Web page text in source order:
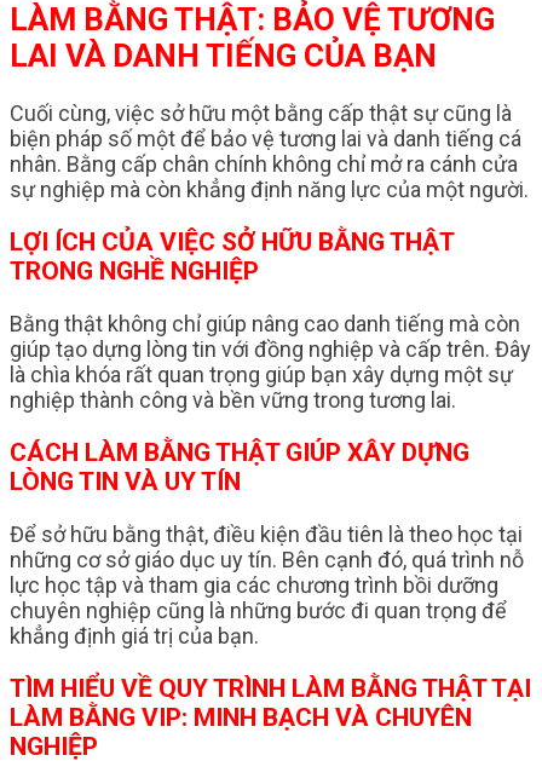
LÀM BẰNG THẬT: BẢO VỆ TƯƠNG
LAI VÀ DANH TIẾNG CỦA BẠN
Cuối cùng, việc sở hữu một bằng cấp thật sự cũng là
biện pháp số một để bảo vệ tương lai và danh tiếng cá
nhân. Bằng cấp chân chính không chỉ mở ra cánh cửa
sự nghiệp mà còn khẳng định năng lực của một người.
LỢI ÍCH CỦA VIỆC SỞ HỮU BẰNG THẬT
TRONG NGHỀ NGHIỆP
Bằng thật không chỉ giúp nâng cao danh tiếng mà còn
giúp tạo dựng lòng tin với đồng nghiệp và cấp trên. Đây
là chìa khóa rất quan trọng giúp bạn xây dựng một sự
nghiệp thành công và bền vững trong tương lai.
CÁCH LÀM BẰNG THẬT GIÚP XÂY DỰNG
LÒNG TIN VÀ UY TÍN
Để sở hữu bằng thật, điều kiện đầu tiên là theo học tại
những cơ sở giáo dục uy tín. Bên cạnh đó, quá trình nỗ
lực học tập và tham gia các chương trình bồi dưỡng
chuyên nghiệp cũng là những bước đi quan trọng để
khẳng định giá trị của bạn.
TÌM HIỂU VỀ QUY TRÌNH LÀM BẰNG THẬT TẠI
LÀM BẰNG VIP: MINH BẠCH VÀ CHUYÊN
NGHIỆP